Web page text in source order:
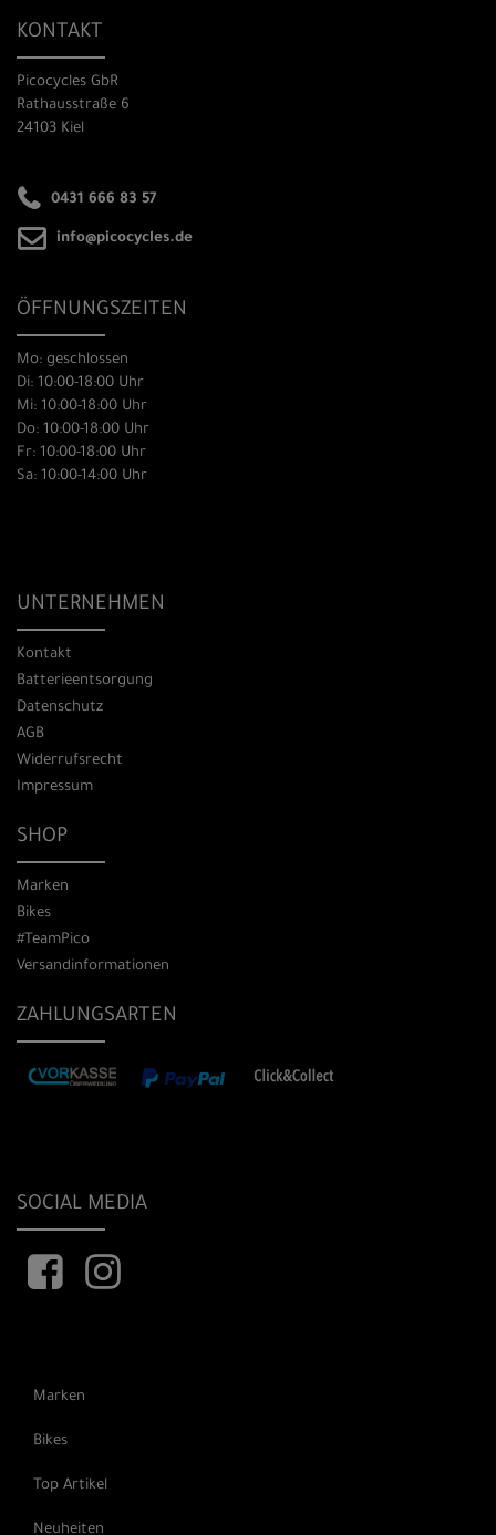
KONTAKT
Picocycles GbR
Rathausstraße 6
24103 Kiel
0431 666 83 57
info@picocycles.de
ÖFFNUNGSZEITEN
Mo: geschlossen
Di: 10:00-18:00 Uhr
Mi: 10:00-18:00 Uhr
Do: 10:00-18:00 Uhr
Fr: 10:00-18:00 Uhr
Sa: 10:00-14:00 Uhr
UNTERNEHMEN
Kontakt
Batterieentsorgung
Datenschutz
AGB
Widerrufsrecht
Impressum
SHOP
Marken
Bikes
#TeamPico
Versandinformationen
ZAHLUNGSARTEN
SOCIAL MEDIA
Marken
Bikes
Top Artikel
Neuheiten